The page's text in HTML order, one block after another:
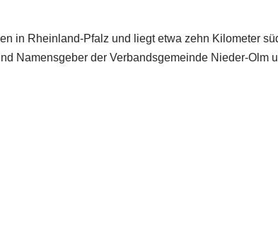
in Rheinland-Pfalz und liegt etwa zehn Kilometer
Namensgeber der Verbandsgemeinde Nieder-Olm